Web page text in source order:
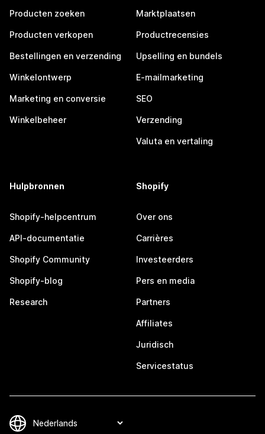
Producten zoeken
Producten verkopen
Bestellingen en verzending
Winkelontwerp
Marketing en conversie
Winkelbeheer
Marktplaatsen
Productrecensies
Upselling en bundels
E-mailmarketing
SEO
Verzending
Valuta en vertaling
Hulpbronnen
Shopify-helpcentrum
API-documentatie
Shopify Community
Shopify-blog
Research
Shopify
Over ons
Carrières
Investeerders
Pers en media
Partners
Affiliates
Juridisch
Servicestatus